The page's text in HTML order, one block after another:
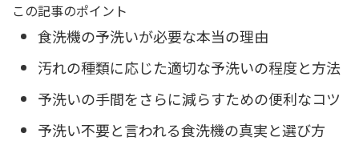
この記事のポイント
食洗機の予洗いが必要な本当の理由
汚れの種類に応じた適切な予洗いの程度と方法
予洗いの手間をさらに減らすための便利なコツ
予洗い不要と言われる食洗機の真実と選び方